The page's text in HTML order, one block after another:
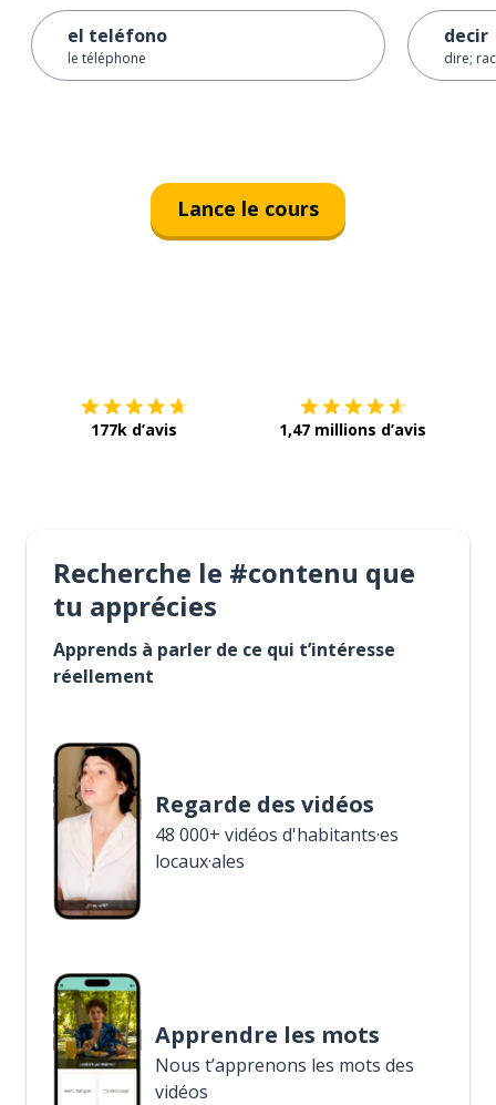
el teléfono
le téléphone
decir
dire;
Lance le cours
177k d’avis 1,47 millions d’avis
Recherche le #contenu que
tu apprécies
Apprends à parler de ce qui t’intéresse
réellement
Regarde des vidéos
48 000+ vidéos d'habitants·es
locaux·ales
Apprendre les mots
Nous t’apprenons les mots des
vidéos